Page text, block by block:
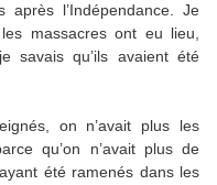
l’Indépendance. Je
massacres ont eu lieu,
savais qu’ils avaient été
on n’avait plus les
qu’on n’avait plus de
été ramenés dans les